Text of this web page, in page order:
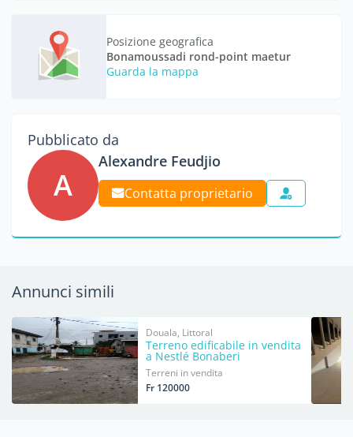
Posizione geografica
Bonamoussadi rond-point maetur
Guarda la mappa
Pubblicato da
A
Alexandre Feudjio
Contatta proprietario
Annunci simili
Douala, Littoral
Terreno edificabile in vendita
a Nestlé Bonaberi
Terreni in vendita
Fr 120000